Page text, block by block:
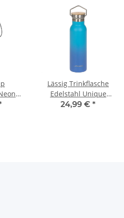
Lässig Trinkflasche
Edelstahl Unique
gradient blue
24,99 € *